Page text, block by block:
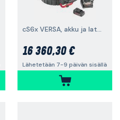
cS6x VERSA, akku ja laturi
16 360,30 €
Lähetetään 7-9 päivän sisällä